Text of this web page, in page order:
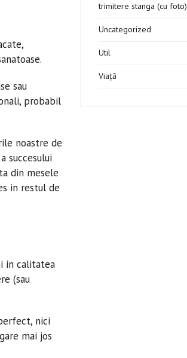
sau
probabil
noastre de
succesului
din mesele
in restul de
in calitatea
(sau
nici
mai jos
trimitere stanga (cu foto)
Uncategorized
Util
Viață